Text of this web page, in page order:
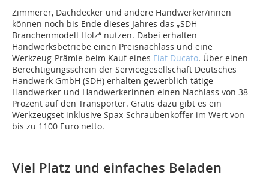
Zimmerer, Dachdecker und andere Handwerker/innen
können noch bis Ende dieses Jahres das „SDH-
Branchenmodell Holz“ nutzen. Dabei erhalten
Handwerksbetriebe einen Preisnachlass und eine
Werkzeug-Prämie beim Kauf eines Fiat Ducato. Über einen
Berechtigungsschein der Servicegesellschaft Deutsches
Handwerk GmbH (SDH) erhalten gewerblich tätige
Handwerker und Handwerkerinnen einen Nachlass von 38
Prozent auf den Transporter. Gratis dazu gibt es ein
Werkzeugset inklusive Spax-Schraubenkoffer im Wert von
bis zu 1100 Euro netto.
Viel Platz und einfaches Beladen